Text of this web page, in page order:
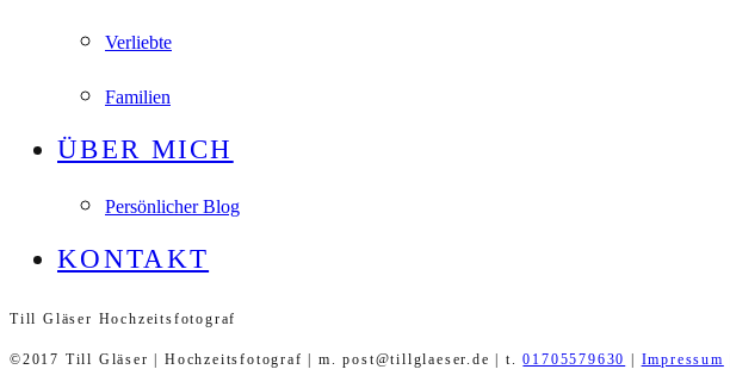
Verliebte
Familien
ÜBER MICH
Persönlicher Blog
KONTAKT
Till Gläser Hochzeitsfotograf
©2017 Till Gläser | Hochzeitsfotograf | m. post@tillglaeser.de | t.01705579630 | Impressum